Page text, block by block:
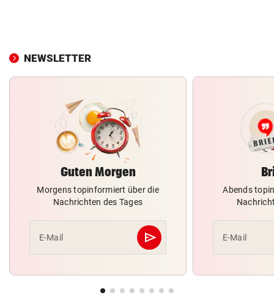
NEWSLETTER
Guten Morgen
Morgens topinformiert über die
Nachrichten des Tages
E-Mail send
Abschicken
Abends
E-Mail